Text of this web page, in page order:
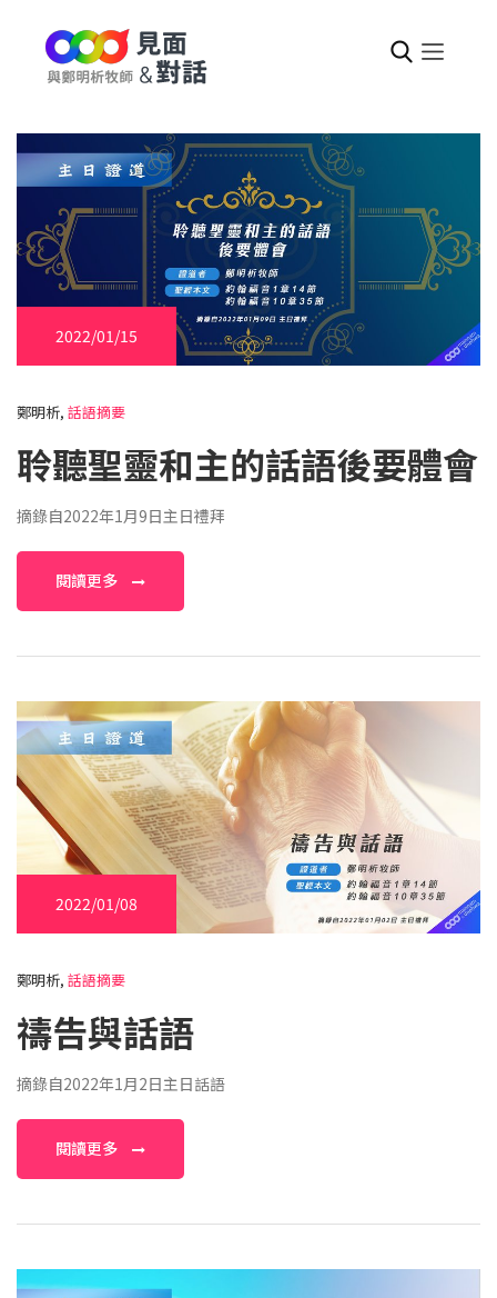
2022/01/15
鄭明析, 話語摘要
聆聽聖靈和主的話語後要體會
摘錄自2022年1月9日主日禮拜
閱讀更多
2022/01/08
鄭明析, 話語摘要
禱告與話語
摘錄自2022年1月2日主日話語
閱讀更多